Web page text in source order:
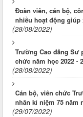
Đoàn viên, cán bộ,
nhiều hoạt động giúp
(28/08/2022)
Trường Cao đẳng Sư
chức năm học 2022 -
(28/08/2022)
Cán bộ, viên chức
nhân kỉ niệm 75 năm
(29/07/2022)